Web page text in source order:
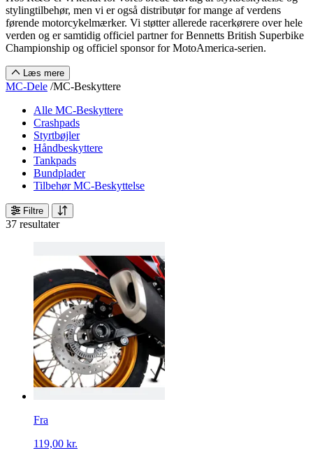
stylingtilbehør, men vi er også distributør for mange af verdens
førende motorcykelmærker. Vi støtter allerede racerkørere over hele
verden og er samtidig officiel partner for Bennetts British Superbike
Championship og officiel sponsor for MotoAmerica-serien.
Læs mere
MC-Dele /MC-Beskyttere
Alle MC-Beskyttere
Crashpads
Styrtbøjler
Håndbeskyttere
Tankpads
Bundplader
Tilbehør MC-Beskyttelse
Filtre
37 resultater
Fra
119,00 kr.